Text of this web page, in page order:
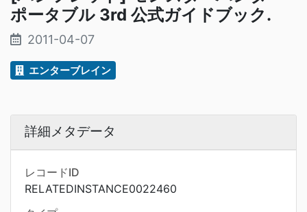
ポータブル 3rd 公式ガイドブック.
2011-04-07
エンターブレイン
詳細メタデータ
レコードID
RELATEDINSTANCE0022460